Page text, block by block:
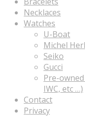
Necklaces
Watches
U-Boat
Michel
Seiko
Gucci
Pre-
IWC, etc …)
Contact
Privacy